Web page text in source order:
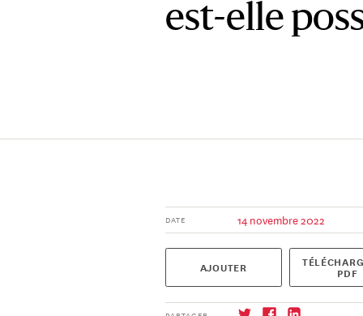
est-elle
DATE 14 novembre 2022
AJOUTER PDF